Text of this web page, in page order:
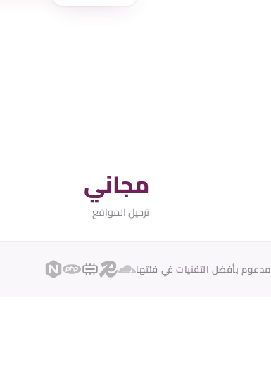
مجاني
ترحيل المواقع
مدعوم بأفضل التقنيات في فئتها